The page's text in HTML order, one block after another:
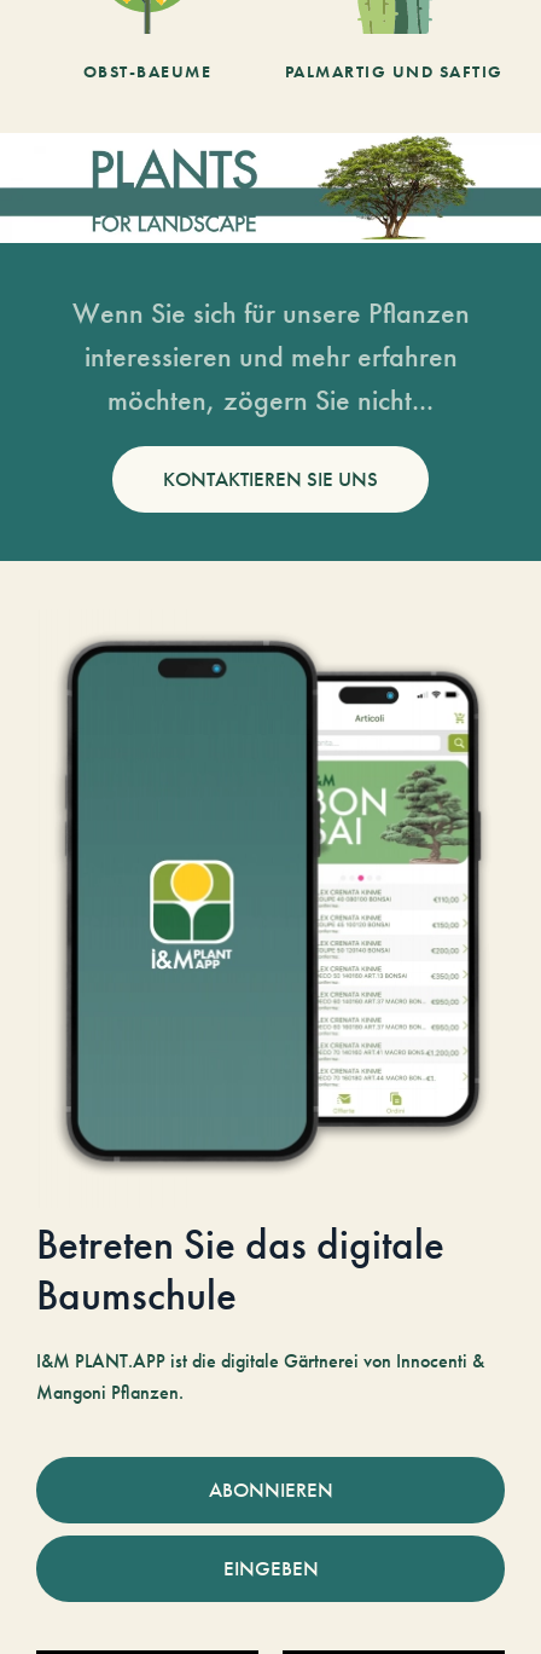
OBST-BAEUME PALMARTIG UND SAFTIG
Wenn Sie sich für unsere Pflanzen
interessieren und mehr erfahren
möchten, zögern Sie nicht...
KONTAKTIEREN SIE UNS
Betreten Sie das digitale
Baumschule
I&M PLANT.APP ist die digitale Gärtnerei von Innocenti &
Mangoni Pflanzen.
ABONNIEREN
EINGEBEN